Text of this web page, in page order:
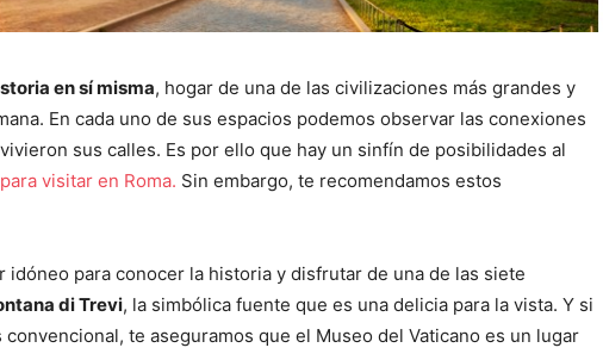
en sí misma, hogar de una de las civilizaciones más grandes y
En cada uno de sus espacios podemos observar las conexiones
sus calles. Es por ello que hay un sinfín de posibilidades al
visitar en Roma. Sin embargo, te recomendamos estos
idóneo para conocer la historia y disfrutar de una de las siete
di Trevi, la simbólica fuente que es una delicia para la vista. Y si
te aseguramos que el Museo del Vaticano es un lugar